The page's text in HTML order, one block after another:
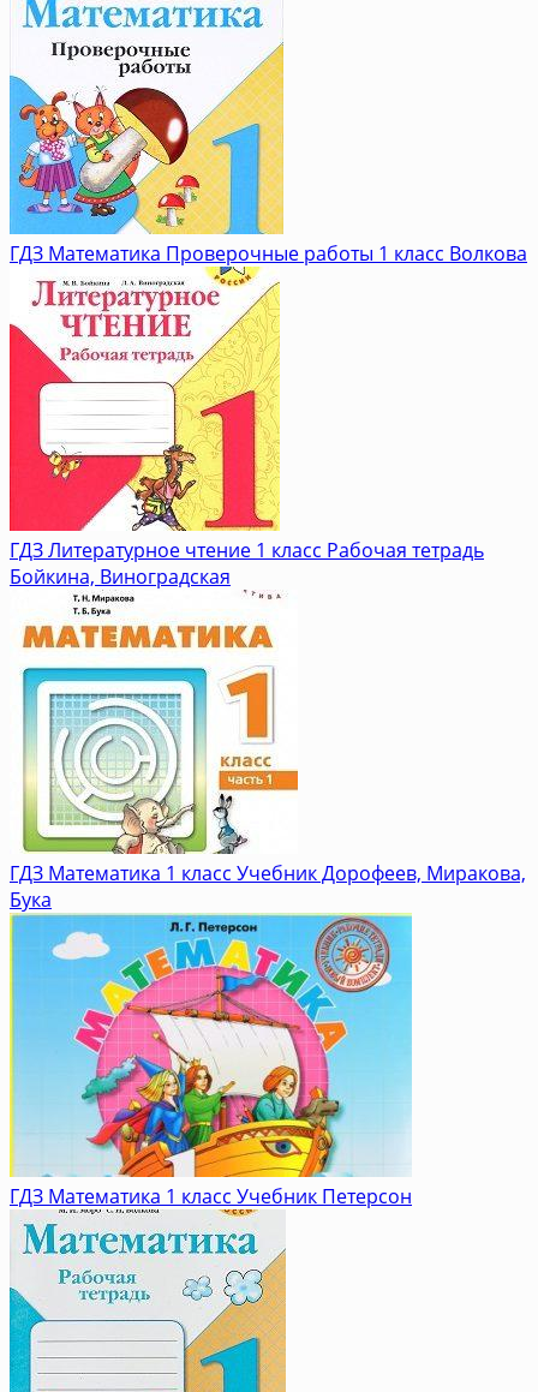
ГДЗ Математика Проверочные работы 1 класс Волкова
ГДЗ Литературное чтение 1 класс Рабочая тетрадь
Бойкина, Виноградская
ГДЗ Математика 1 класс Учебник Дорофеев, Миракова,
Бука
ГДЗ Математика 1 класс Учебник Петерсон